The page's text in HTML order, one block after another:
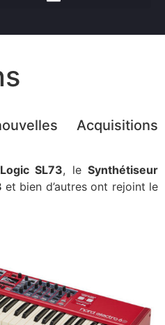
Acquisitions
SL73, le Synthétiseur
et bien d’autres ont rejoint le